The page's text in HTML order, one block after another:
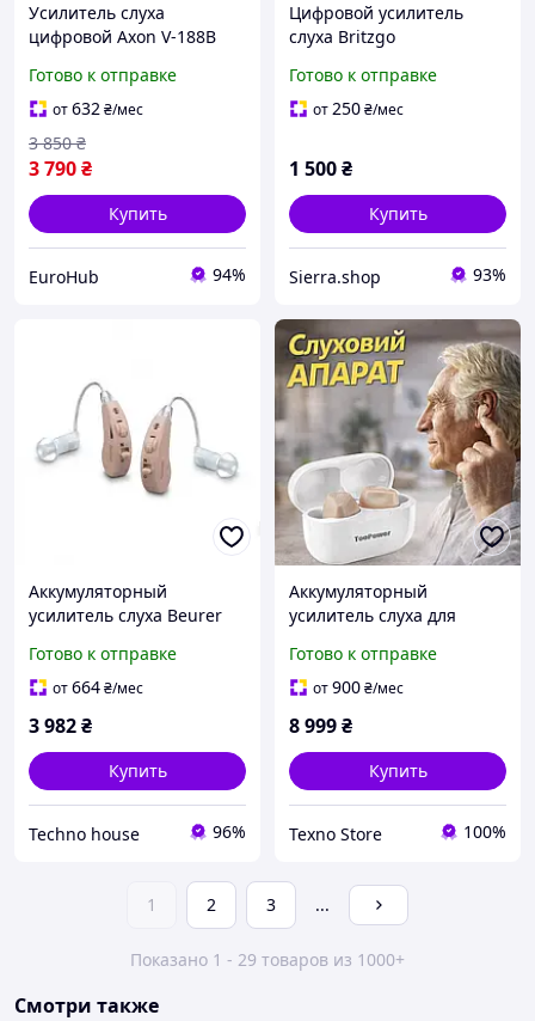
Усилитель слуха
цифровой Axon V-188B
Готово к отправке
от632₴/мес
3 790₴
3 850 ₴
Купить
EuroHub 94%
Цифровой усилитель
слуха Britzgo
слуховой аппарат.
Готово к отправке
от250₴/мес
1 500₴
Купить
Sierra.shop 93%
Аккумуляторный
усилитель слуха Beurer
Готово к отправке
от664₴/мес
3 982₴
Купить
Techno house 96%
Аккумуляторный
усилитель слуха для
слуховой аппарат на 2
уха компактный с
Готово к отправке
от900₴/мес
8 999₴
Купить
Texno Store 100%
1 2 3 ...
Показано 1 - 29 товаров из 1000+
Смотри также